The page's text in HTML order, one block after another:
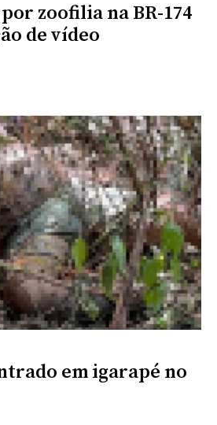
zoofilia na BR-174
de vídeo
em igarapé no